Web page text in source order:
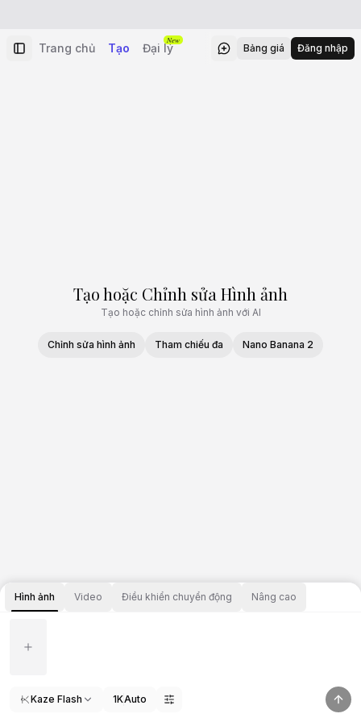
Trang chủ Tạo Đại lý
New
Bảng giá Đăng nhập
Tạo hoặc Chỉnh sửa Hình ảnh
Tạo hoặc chỉnh sửa hình ảnh với AI
Chỉnh sửa hình ảnh Tham chiếu đa Nano Banana 2
Hình ảnh Video Điều khiển chuyển động Nâng cao
Kaze Flash 1KAuto